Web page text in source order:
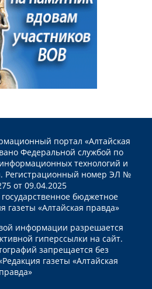
портал «Алтайская
Федеральной службой по
технологий и
Регистрационный номер ЭЛ №
от 09.04.2025
бюджетное
газеты «Алтайская правда»
информации разрешается
гиперссылки на сайт.
запрещается без
газеты «Алтайская
правда»